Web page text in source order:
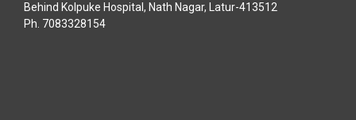
Behind Kolpuke Hospital, Nath Nagar, Latur-413512
Ph. 7083328154